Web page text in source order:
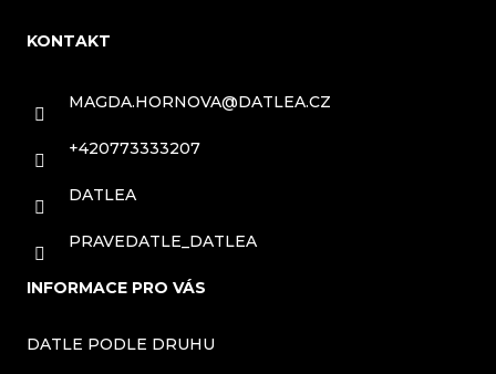
KONTAKT
MAGDA.HORNOVA@DATLEA.CZ
+420773333207
DATLEA
PRAVEDATLE_DATLEA
INFORMACE PRO VÁS
DATLE PODLE DRUHU